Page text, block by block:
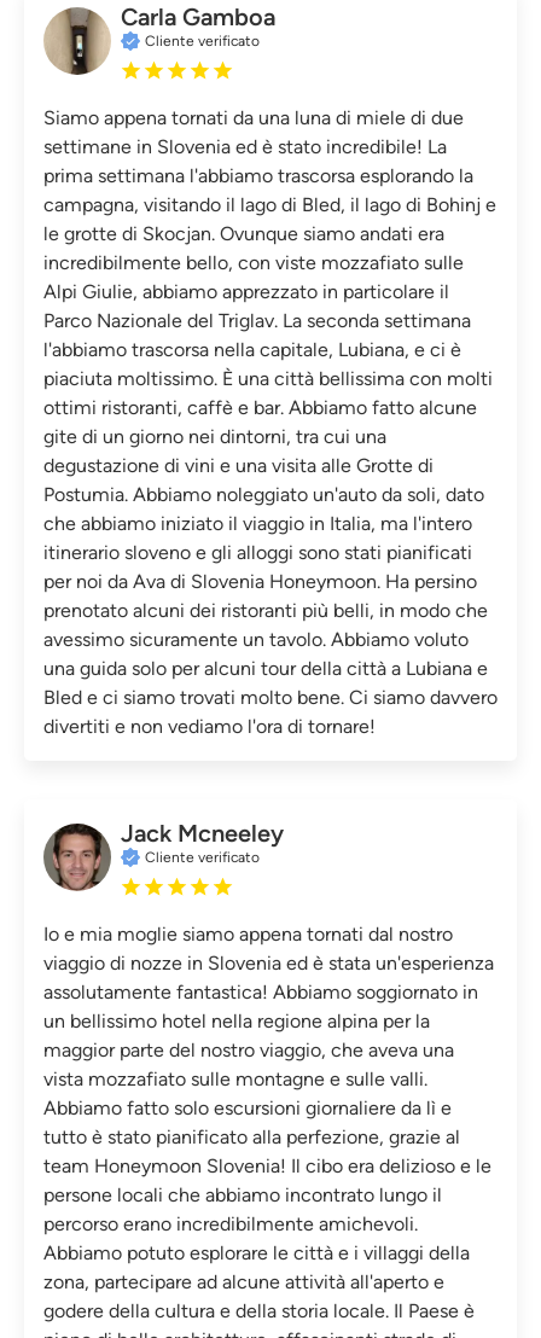
Carla Gamboa
Cliente verificato
Siamo appena tornati da una luna di miele di due
settimane in Slovenia ed è stato incredibile! La
prima settimana l'abbiamo trascorsa esplorando la
campagna, visitando il lago di Bled, il lago di Bohinj e
le grotte di Skocjan. Ovunque siamo andati era
incredibilmente bello, con viste mozzafiato sulle
Alpi Giulie, abbiamo apprezzato in particolare il
Parco Nazionale del Triglav. La seconda settimana
l'abbiamo trascorsa nella capitale, Lubiana, e ci è
piaciuta moltissimo. È una città bellissima con molti
ottimi ristoranti, caffè e bar. Abbiamo fatto alcune
gite di un giorno nei dintorni, tra cui una
degustazione di vini e una visita alle Grotte di
Postumia. Abbiamo noleggiato un'auto da soli, dato
che abbiamo iniziato il viaggio in Italia, ma l'intero
itinerario sloveno e gli alloggi sono stati pianificati
per noi da Ava di Slovenia Honeymoon. Ha persino
prenotato alcuni dei ristoranti più belli, in modo che
avessimo sicuramente un tavolo. Abbiamo voluto
una guida solo per alcuni tour della città a Lubiana e
Bled e ci siamo trovati molto bene. Ci siamo davvero
divertiti e non vediamo l'ora di tornare!
Jack Mcneeley
Cliente verificato
Io e mia moglie siamo appena tornati dal nostro
viaggio di nozze in Slovenia ed è stata un'esperienza
assolutamente fantastica! Abbiamo soggiornato in
un bellissimo hotel nella regione alpina per la
maggior parte del nostro viaggio, che aveva una
vista mozzafiato sulle montagne e sulle valli.
Abbiamo fatto solo escursioni giornaliere da lì e
tutto è stato pianificato alla perfezione, grazie al
team Honeymoon Slovenia! Il cibo era delizioso e le
persone locali che abbiamo incontrato lungo il
percorso erano incredibilmente amichevoli.
Abbiamo potuto esplorare le città e i villaggi della
zona, partecipare ad alcune attività all'aperto e
godere della cultura e della storia locale. Il Paese è